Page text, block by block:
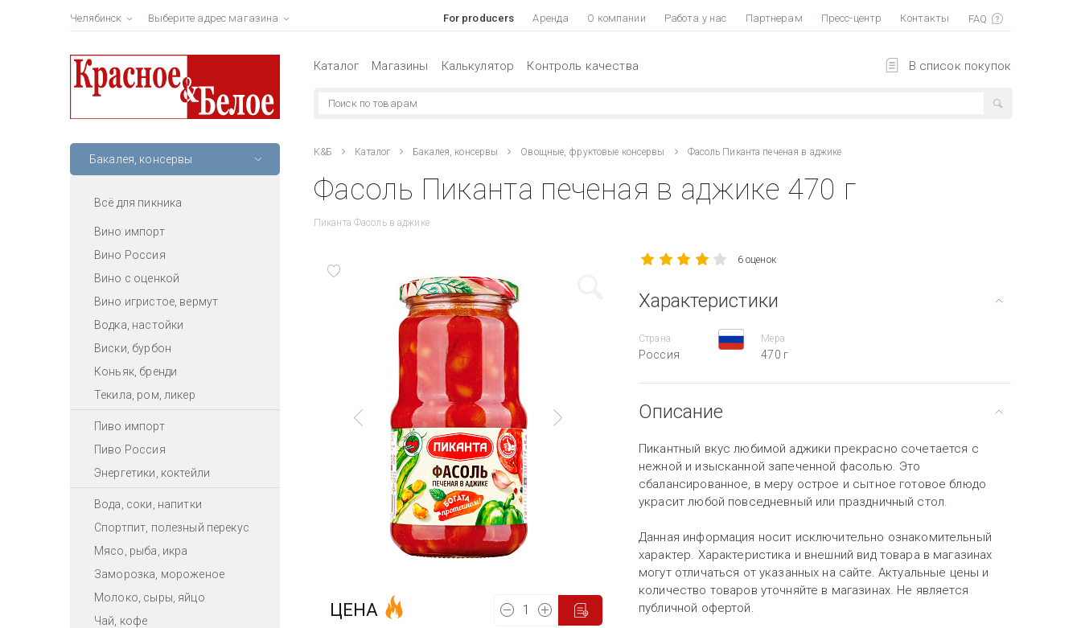
Челябинск Выберите адрес магазина For producers Аренда О компании Работа у нас Партнерам Пресс-центр Контакты
В список покупок
Каталог Магазины Калькулятор Контроль качества
Бакалея, консервы
Всё для пикника
Вино импорт
Вино Россия
Вино с оценкой
Вино игристое, вермут
Водка, настойки
Виски, бурбон
Коньяк, бренди
Текила, ром, ликер
Пиво импорт
Пиво Россия
Энергетики, коктейли
Вода, соки, напитки
Спортпит, полезный перекус
Мясо, рыба, икра
Заморозка, мороженое
Молоко, сыры, яйцо
Чай, кофе
К&Б Каталог Бакалея, консервы Овощные, фруктовые консервы Фасоль Пиканта печеная в аджике
Фасоль Пиканта печеная в аджике 470 г
Пиканта Фасоль в аджике
ЦЕНА
6 оценок
Характеристики
Страна
Россия
Мера
470 г
Описание
Пикантный вкус любимой аджики прекрасно сочетается с
нежной и изысканной запеченной фасолью. Это
сбалансированное, в меру острое и сытное готовое блюдо
украсит любой повседневный или праздничный стол.
Данная информация носит исключительно ознакомительный
характер. Характеристика и внешний вид товара в магазинах
могут отличаться от указанных на сайте. Актуальные цены и
количество товаров уточняйте в магазинах. Не является
публичной офертой.